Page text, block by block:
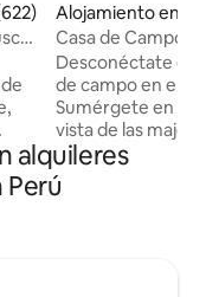
promedio: 4.96 de
la
Alojamiento en
a
Casa de Campo -
Panorámicas
Desconéctate en
de campo en el
Sumérgete en la
vista de las
Sawasiray y Pitusiray.
corazón del
para quienes
alquileres
Perú